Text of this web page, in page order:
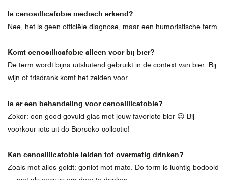
Is cenosillicafobie medisch erkend?
Nee, het is geen officiële diagnose, maar een humoristische term.
Komt cenosillicafobie alleen voor bij bier?
De term wordt bijna uitsluitend gebruikt in de context van bier. Bij
wijn of frisdrank komt het zelden voor.
Is er een behandeling voor cenosillicafobie?
Zeker: een goed gevuld glas met jouw favoriete bier 😉 Bij
voorkeur iets uit de Bierseke-collectie!
Kan cenosillicafobie leiden tot overmatig drinken?
Zoals met alles geldt: geniet met mate. De term is luchtig bedoeld